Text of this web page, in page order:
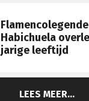
Habichuela
jarige leeftijd
LEES MEER...